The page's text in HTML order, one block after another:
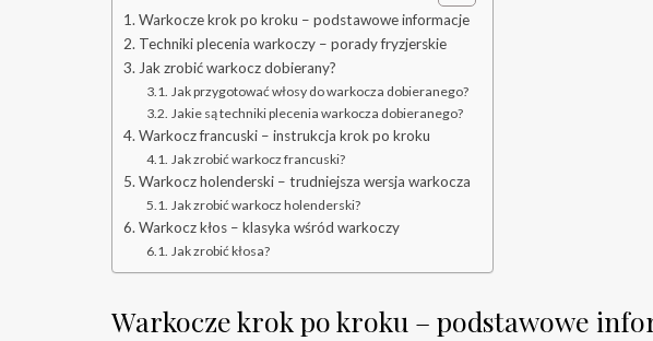
Warkocze krok po kroku – podstawowe informacje
Techniki plecenia warkoczy – porady fryzjerskie
Jak zrobić warkocz dobierany?
Jak przygotować włosy do warkocza dobieranego?
Jakie są techniki plecenia warkocza dobieranego?
Warkocz francuski – instrukcja krok po kroku
Jak zrobić warkocz francuski?
Warkocz holenderski – trudniejsza wersja warkocza
Jak zrobić warkocz holenderski?
Warkocz kłos – klasyka wśród warkoczy
Jak zrobić kłosa?
Warkocze krok po kroku – podstawowe